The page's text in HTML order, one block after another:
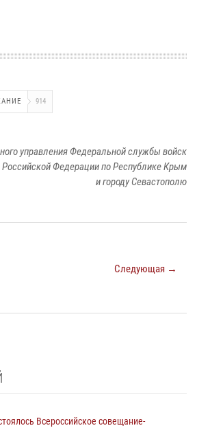
914
управления Федеральной службы войск
Российской Федерации по Республике Крым
и городу Севастополю
Следующая →
Всероссийское совещание-